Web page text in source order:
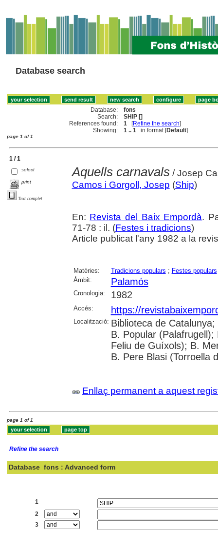
Database search
Database:
fons
Search:
SHIP []
References found:
1 [Refine the search]
Showing:
1 .. 1 in format [Default]
page 1 of 1
1 / 1
select
print
Text complet
Aquells carnavals/ Josep
Camos i Gorgoll, Josep (Ship)
En: Revista del Baix Empordà.
71-78 : il. (Festes i tradicions)
Article publicat l'any 1982 a la
Matèries: Tradicions populars ; Festes populars
Àmbit:
Palamós
Cronologia: 1982
Accés: https://
Localització: Biblioteca de
B. Popular
Feliu de Guíxols); B.
B. Pere Blasi (Torroella
Enllaç permanent a aquest
page 1 of 1
Refine the search
Database fons : Advanced form
1
2
3